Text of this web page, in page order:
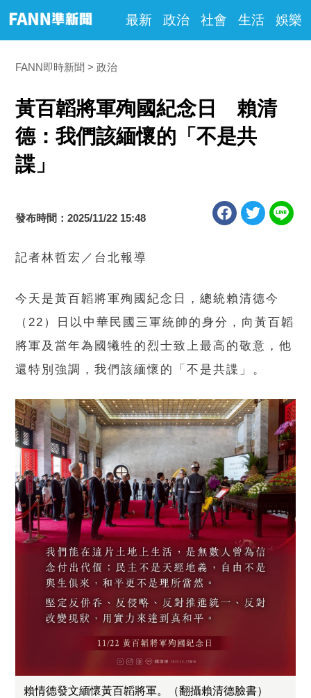
最新 政治 社會 生活 娛樂
FANN即時新聞 政治
黃百韜將軍殉國紀念日 賴清
德：我們該緬懷的「不是共
諜」
發布時間：2025/11/22 15:48
記者林哲宏／台北報導
今天是黃百韜將軍殉國紀念日，總統賴清德今
（22）日以中華民國三軍統帥的身分，向黃百韜
將軍及當年為國犧牲的烈士致上最高的敬意，他
還特別強調，我們該緬懷的「不是共諜」。
賴情德發文緬懷黃百韜將軍。（翻攝賴清德臉書）